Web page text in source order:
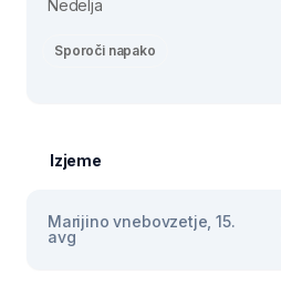
Nedelja
Sporoči napako
Izjeme
Marijino vnebovzetje, 15.
avg